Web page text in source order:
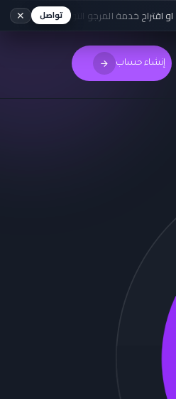
المرجو التواصل مع الوتساب الخاص
تواصل ✕
إنشاء حساب